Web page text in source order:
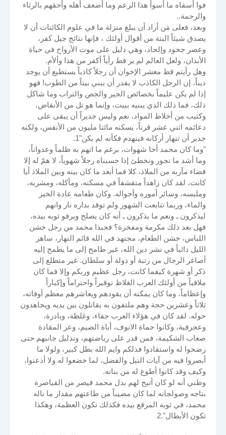
فوا أسفاه ما أسوأ هذا الزعم وما أضعف أهله وأحقهم بالرثاء
والرحمة..
وبعد، فعلى مَن أراد أن يبلغ منزلة ما في علوم الكائنات أن لا
يصدق شيئاً البتة من أقوال أولئك ، فإنها نتائج جيل كفر،
وعصر جحود وإلحاد، وهي دليل على موت الأرواح في حياة
الأبدان، ولعل العالم لم ير قط رأياً أكفر من هذا وألأم.
وهل رأيتم قط معشر الإخوان أن رجلاً كاذباً يستطيع أن يوجد
ديناً، إن الرجل الكاذب لا يقدر أن يبني بيتاً من الطوب! فهو
إذا لم يكن عليماً بخصائص الجير والجص والتراب وما شاكل
ذلك، فما ذلك الذي يبنيه ببيت، وإنما هو تل من الأنقاض،
وكثيب من أخلاط المواد، نعم وليس جديراً أن يبقى على
دعائمه اثني عشر قرناً، يسكنه مائتا مليون من الأنفس، ولكنه
جدير أن تنهار أركانه فينهدم فكأنه لم يكن"1.
"وما كان محمد أخا شهوات، برغم ما اتهم به ظلماً وعدواناً،
وما أشد ما نجور ونخطئ إذا حسبناه رجلاً شهوياً، لا همّ له إلا
قضاء مآربه من الملاذ، كلا فما أبعد ما كان بينه وبين الملاذ أيا
كانت، لقد كان زاهداً متقشفاً في مسكنه، ومأكله، ومشربه،
وملبسه، وسائر أموره وأحواله. وكان طعامه عادة الخبز
والماء، وربما تتابعت الشهور ولم توقد بداره نار وانهم
ليذكرون ـ ونعم ما يذكرون ـ أنه كان يصلح ويرفو ثوبه بيده،
فهل بعد ذلك مكرمة ومفخرة؟ فحبذا محمد من رجل خشن
اللباس، خشن الطعام، مجتهد في الله قائم النهار، ساهر
الليل دائباً في نشر دين الله، غير طامح إلى ما يطمح إليه
أصاغر الرجال من رتبة أو دولة أو سلطان. غير متطلع إلى
ذكر أو شهرة كيفما كانت، رجل عظيم وربكم وإلا فما كان
ملاقياً من أولئك العرب الغلاظ توقيراً واحتراماً وإكباراً
وإعظاماً، وما كان يمكنه أن يقودهم ويعاشرهم معظم أوقاته،
ثلاثاً وعشرين حجة وهم ملتفون به يقاتلون بين يديه ويجاهدون
حوله. لقد كان في هؤلاء العرب جفاء، وغلظة، وبادرة،
وعجرفية، وكانوا حماة الانوف، أباة الضيم، وعر المقادة
صعاب الشكيمة، فمن قدر على رياضتهم، وتذليل جانبهم حتى
رضخوا له واستقادوا فذلكم وايم الله بطل كبير، ولولا ما
أبصروا فيه من آيات النبل والفضل، لما خضعوا له ولا أذعنوا،
وكيف وقد كانوا أطوع له من بنانه.
وظني أنه لو كان أتيح لهم بدل محمد قيصر من القياصرة
بتاجه وصولجانه لما كان مصيباً من طاعتهم مقدار ما ناله
محمد، في ثوبه المرقع بيده فكذلك تكون العظمة، وهكذا
تكون الأبطال".2